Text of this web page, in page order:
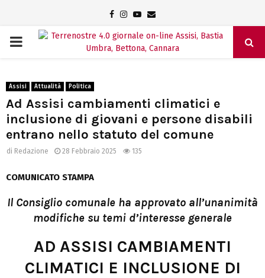
Facebook
Instagram
Youtube
Email
PRIMARY
Assisi Attualità Politica
Ad Assisi cambiamenti climatici e
inclusione di giovani e persone disabili
entrano nello statuto del comune
di Redazione 28 Febbraio 2025 135
COMUNICATO STAMPA
Il Consiglio comunale ha approvato all’unanimità
modifiche su temi d’interesse generale
AD ASSISI CAMBIAMENTI
CLIMATICI E INCLUSIONE DI